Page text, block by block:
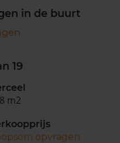
in de buurt
19
m2
opvragen